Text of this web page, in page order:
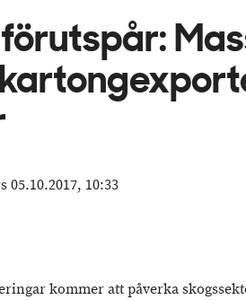
förutspår:
05.10.2017, 10:33
kommer att påverka